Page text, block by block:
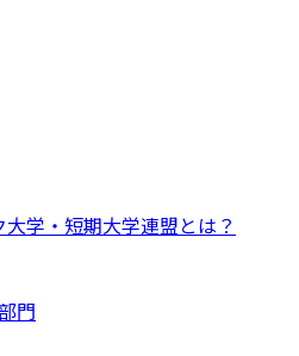
学・短期大学連盟とは？
門